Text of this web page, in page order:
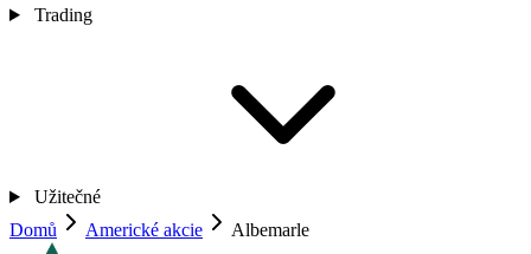
Trading
Užitečné
Domů
Americké akcie Albemarle